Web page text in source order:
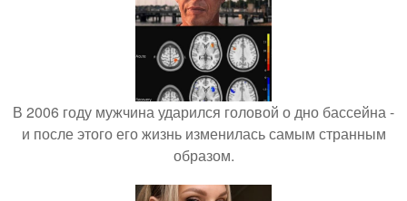
В 2006 году мужчина ударился головой о дно бассейна -
и после этого его жизнь изменилась самым странным
образом.